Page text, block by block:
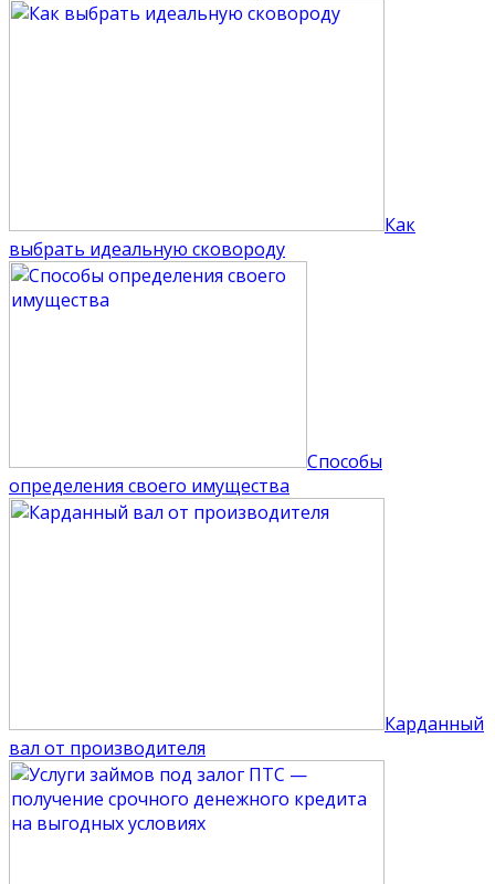
Как
выбрать идеальную сковороду
Способы
определения своего имущества
Карданный
вал от производителя